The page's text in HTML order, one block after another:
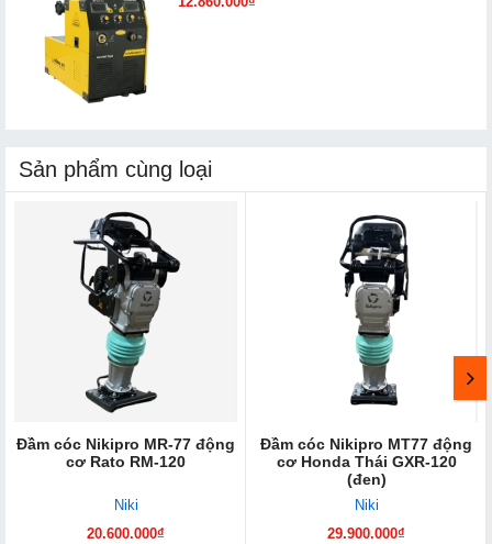
Sản phẩm cùng loại
Đầm cóc Nikipro MR-77 động
cơ Rato RM-120
Niki
20.600.000₫
Đầm cóc Nikipro MT77 động
cơ Honda Thái GXR-120
(đen)
Niki
29.900.000₫